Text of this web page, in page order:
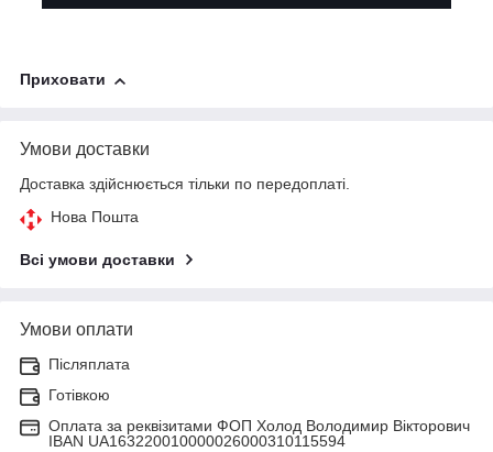
Приховати
Умови доставки
Доставка здійснюється тільки по передоплаті.
Нова Пошта
Всі умови доставки
Умови оплати
Післяплата
Готівкою
Оплата за реквізитами ФОП Холод Володимир Вікторович
IBAN UA163220010000026000310115594